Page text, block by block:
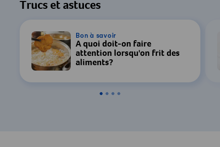
Trucs et astuces
Bon à savoir
À quoi doit-on faire
attention lorsqu'on frit des
aliments?